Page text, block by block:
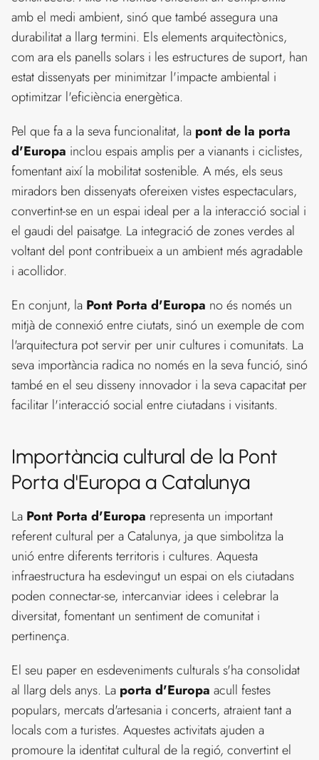
amb el medi ambient, sinó que també assegura una
durabilitat a llarg termini. Els elements arquitectònics,
com ara els panells solars i les estructures de suport, han
estat dissenyats per minimitzar l'impacte ambiental i
optimitzar l'eficiència energètica.
Pel que fa a la seva funcionalitat, la pont de la porta
d'Europa inclou espais amplis per a vianants i ciclistes,
fomentant així la mobilitat sostenible. A més, els seus
miradors ben dissenyats ofereixen vistes espectaculars,
convertint-se en un espai ideal per a la interacció social i
el gaudi del paisatge. La integració de zones verdes al
voltant del pont contribueix a un ambient més agradable
i acollidor.
En conjunt, la Pont Porta d'Europa no és només un
mitjà de connexió entre ciutats, sinó un exemple de com
l'arquitectura pot servir per unir cultures i comunitats. La
seva importància radica no només en la seva funció, sinó
també en el seu disseny innovador i la seva capacitat per
facilitar l'interacció social entre ciutadans i visitants.
Importància cultural de la Pont
Porta d'Europa a Catalunya
La Pont Porta d'Europa representa un important
referent cultural per a Catalunya, ja que simbolitza la
unió entre diferents territoris i cultures. Aquesta
infraestructura ha esdevingut un espai on els ciutadans
poden connectar-se, intercanviar idees i celebrar la
diversitat, fomentant un sentiment de comunitat i
pertinença.
El seu paper en esdeveniments culturals s'ha consolidat
al llarg dels anys. La porta d'Europa acull festes
populars, mercats d'artesania i concerts, atraient tant a
locals com a turistes. Aquestes activitats ajuden a
promoure la identitat cultural de la regió, convertint el